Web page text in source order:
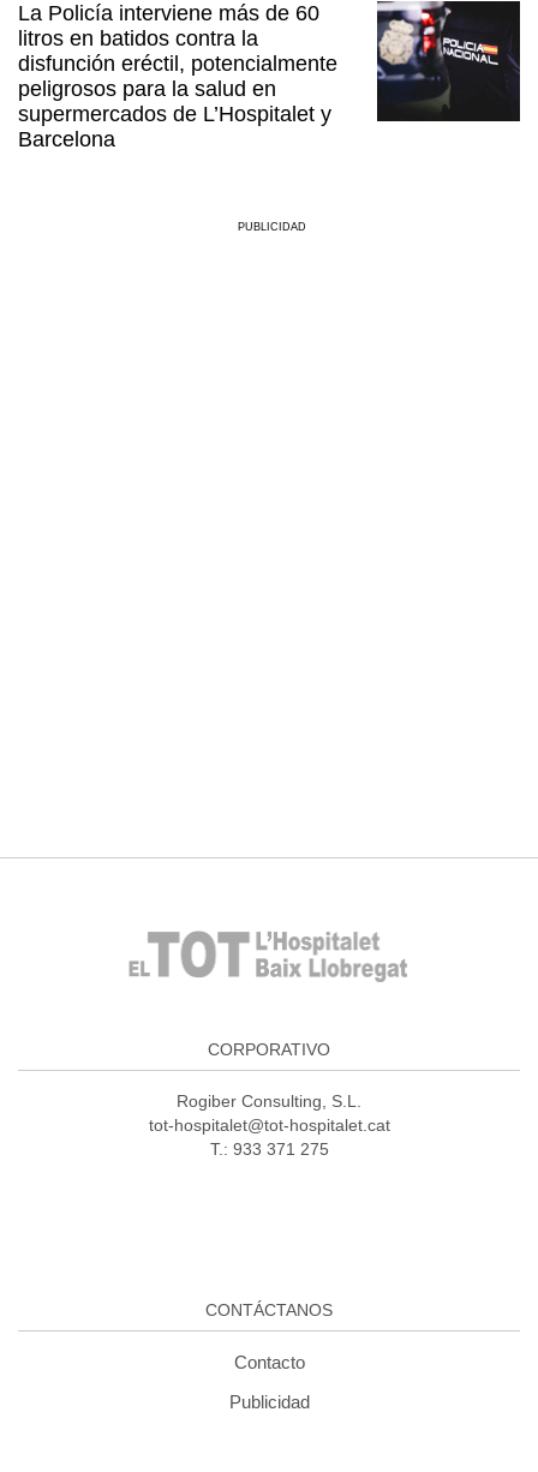
La Policía interviene más de 60
litros en batidos contra la
disfunción eréctil, potencialmente
peligrosos para la salud en
supermercados de L’Hospitalet y
Barcelona
PUBLICIDAD
CORPORATIVO
Rogiber Consulting, S.L.
tot-hospitalet@tot-hospitalet.cat
T.: 933 371 275
CONTÁCTANOS
Contacto
Publicidad